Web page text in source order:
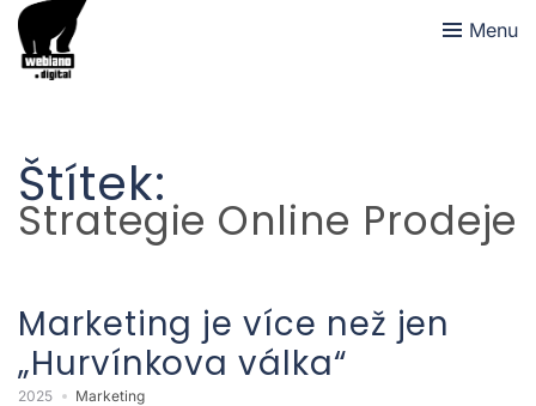
Menu
Štítek:
Strategie Online Prodeje
Marketing je více než jen
„Hurvínkova válka“
2025 Marketing